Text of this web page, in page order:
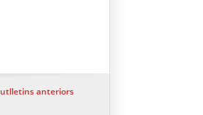
anteriors